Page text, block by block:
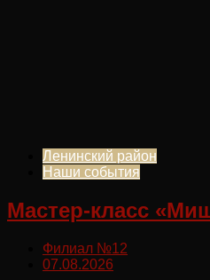
Ленинский район
Наши события
Мастер-класс
Филиал №12
07.08.2026